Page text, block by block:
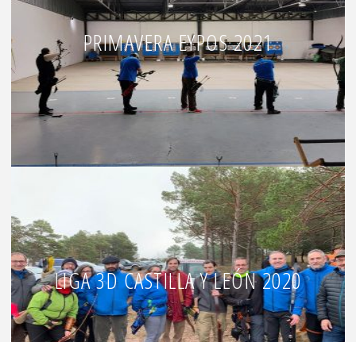
PRIMAVERA EYPOS 2021
LIGA 3D CASTILLA Y LEÓN 2020